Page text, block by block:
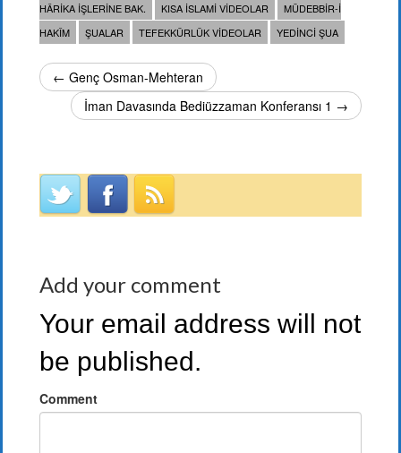
HÂRIKA IŞLERINE BAK.
KISA ISLAMI VIDEOLAR
MÜDEBBIR-I
HAKÎM
ŞUALAR TEFEKKÜRLÜK VIDEOLAR YEDINCI ŞUA
← Genç Osman-Mehteran
İman Davasında Bediüzzaman Konferansı 1 →
Add your comment
Your email address will not
be published.
Comment